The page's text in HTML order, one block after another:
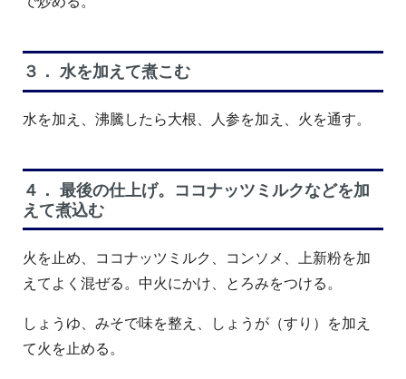
３． 水を加えて煮こむ
水を加え、沸騰したら大根、人参を加え、火を通す。
４． 最後の仕上げ。ココナッツミルクなどを加
えて煮込む
火を止め、ココナッツミルク、コンソメ、上新粉を加
えてよく混ぜる。中火にかけ、とろみをつける。
しょうゆ、みそで味を整え、しょうが（すり）を加え
て火を止める。